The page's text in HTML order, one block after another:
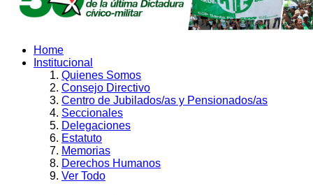
Home
Institucional
Quienes Somos
Consejo Directivo
Centro de Jubilados/as y Pensionados/as
Seccionales
Delegaciones
Estatuto
Memorias
Derechos Humanos
Ver Todo